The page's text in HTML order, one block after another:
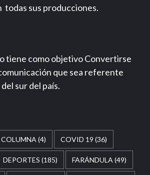
todas sus producciones.
tiene como objetivo Convertirse
que sea referente
sur del país.
COLUMNA (4) COVID 19 (36)
DEPORTES (185) FARÁNDULA (49)